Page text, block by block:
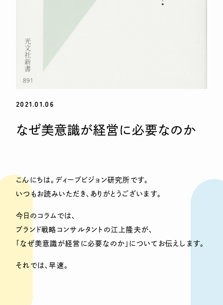
2021.01.06
なぜ美意識が経営に必要なのか
こんにちは。ディープビジョン研究所です。
いつもお読みいただき、ありがとうございます。
今日のコラムでは、
ブランド戦略コンサルタントの江上隆夫が、
「なぜ美意識が経営に必要なのか」についてお伝えします。
それでは、早速。